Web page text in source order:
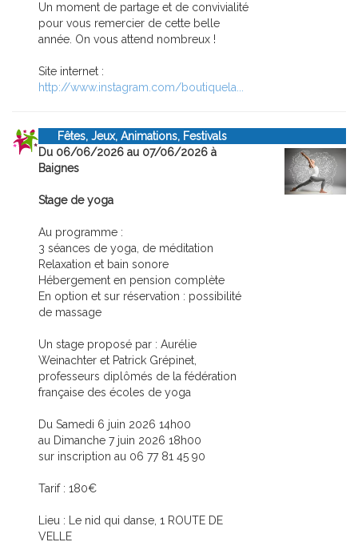
Un moment de partage et de convivialité
pour vous remercier de cette belle
année. On vous attend nombreux !
Site internet :
http://www.instagram.com/boutiquela...
Fêtes, Jeux, Animations, Festivals
Du 06/06/2026 au 07/06/2026 à
Baignes
Stage de yoga
Au programme :
3 séances de yoga, de méditation
Relaxation et bain sonore
Hébergement en pension complète
En option et sur réservation : possibilité
de massage
Un stage proposé par : Aurélie
Weinachter et Patrick Grépinet,
professeurs diplômés de la fédération
française des écoles de yoga
Du Samedi 6 juin 2026 14h00
au Dimanche 7 juin 2026 18h00
sur inscription au 06 77 81 45 90
Tarif : 180€
Lieu : Le nid qui danse, 1 ROUTE DE
VELLE